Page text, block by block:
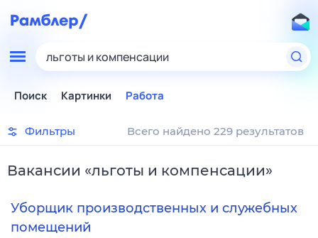
льготы и компенсации
Поиск Картинки Работа
Фильтры Всего найдено 229 результатов
Вакансии «льготы и компенсации»
Уборщик производственных и служебных
помещений